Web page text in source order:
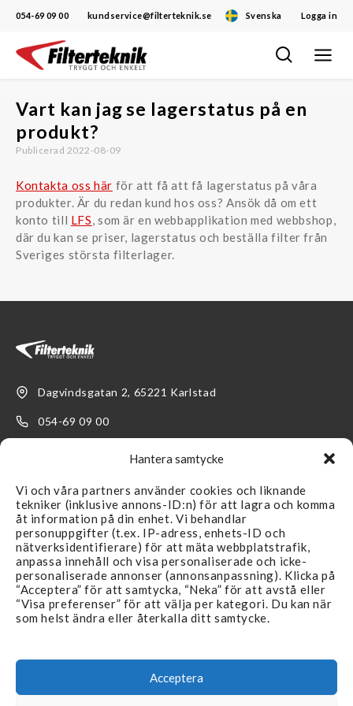
Hantera samtycke
Vi och våra partners använder cookies och liknande
tekniker (inklusive annons-ID:n) för att lagra och komma
åt information på din enhet. Vi behandlar
personuppgifter (t.ex. IP-adress, enhets-ID och
nätverksidentifierare) för att mäta webbplatstrafik,
anpassa innehåll och visa personaliserade och icke-
personaliserade annonser (annonsanpassning). Klicka på
“Acceptera” för att samtycka, “Neka” för att avstå eller
“Visa preferenser” för att välja per kategori. Du kan när
som helst ändra eller återkalla ditt samtycke.
Acceptera
Svenska Logga in
054-69 09 00 kundservice@filterteknik.se
Hoppa
innehåll
Vart kan jag se lagerstatus på en
produkt?
Publicerad 2022-08-09
Kontakta oss här för att få att få lagerstatus på våra
produkter. Är du redan kund hos oss? Ansök då om ett
konto till LFS, som är en webbapplikation med webbshop,
där du kan se priser, lagerstatus och beställa filter från
Sveriges största filterlager.
Dagvindsgatan 2, 65221 Karlstad
054-69 09 00
LÄNKAR
Återförsäljare
Produkter
Aktuellt
SUPPORT
Kontakta oss
FAQ
Integritetspolicy